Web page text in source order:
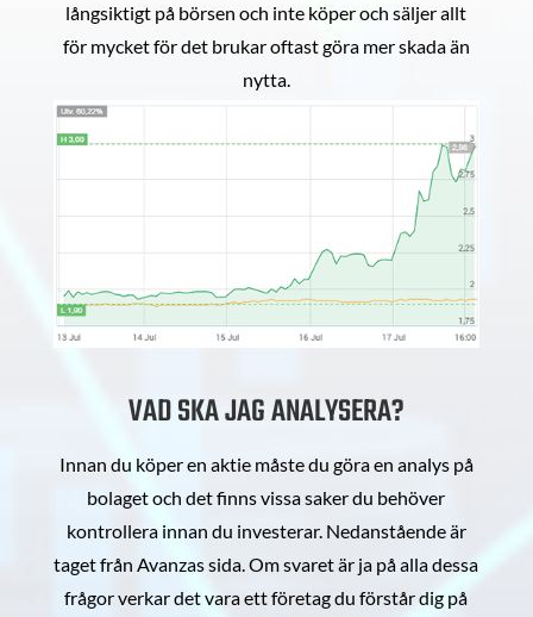
långsiktigt på börsen och inte köper och säljer allt
för mycket för det brukar oftast göra mer skada än
nytta.
VAD SKA JAG ANALYSERA?
Innan du köper en aktie måste du göra en analys på
bolaget och det finns vissa saker du behöver
kontrollera innan du investerar. Nedanstående är
taget från Avanzas sida. Om svaret är ja på alla dessa
frågor verkar det vara ett företag du förstår dig på